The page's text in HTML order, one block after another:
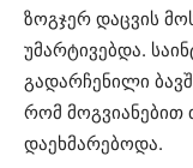
ზოგჯერ დაცვის
უმარტივებდა.
გადარჩენილი
რომ მოგვიანებით
დაეხმარებოდა.